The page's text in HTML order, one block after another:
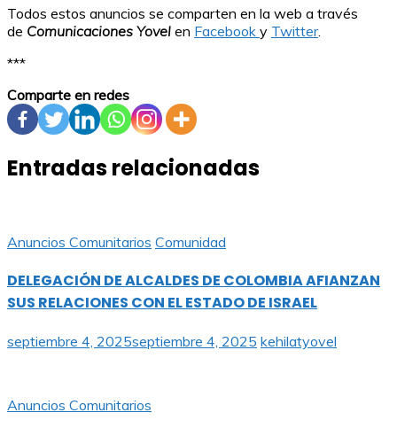
Todos estos anuncios se comparten en la web a través
de Comunicaciones Yovel en Facebook y Twitter.
***
Comparte en redes
Entradas relacionadas
Anuncios Comunitarios Comunidad
DELEGACIÓN DE ALCALDES DE COLOMBIA AFIANZAN
SUS RELACIONES CON EL ESTADO DE ISRAEL
septiembre 4, 2025septiembre 4, 2025 kehilatyovel
Anuncios Comunitarios